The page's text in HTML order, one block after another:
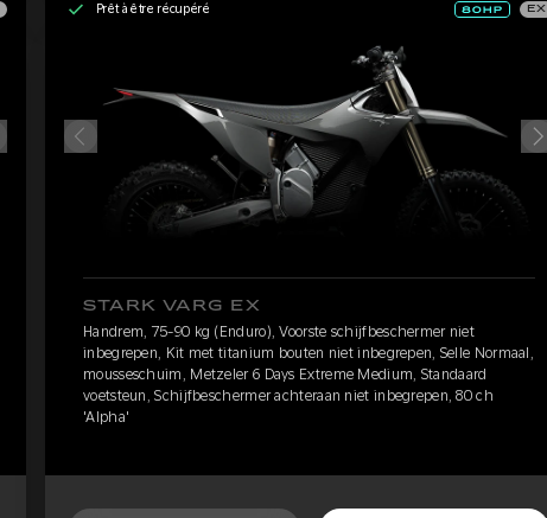
Prêt à être récupéré EX
STARK VARG EX
Handrem, 75-90 kg (Enduro), Voorste schijfbeschermer niet
inbegrepen, Kit met titanium bouten niet inbegrepen, Selle Normaal,
mousseschuim, Metzeler 6 Days Extreme Medium, Standaard
voetsteun, Schijfbeschermer achteraan niet inbegrepen, 80 ch
'Alpha'